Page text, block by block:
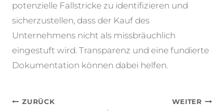
potenzielle Fallstricke zu identifizieren und
sicherzustellen, dass der Kauf des
Unternehmens nicht als missbräuchlich
eingestuft wird. Transparenz und eine fundierte
Dokumentation können dabei helfen.
Beitragsnavigation
ZURÜCK WEITER